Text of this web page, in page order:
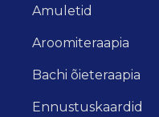
Amuletid
Aroomiteraapia
Bachi õieteraapia
Ennustuskaardid